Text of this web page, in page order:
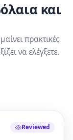
και
πρακτικές
να ελέγξετε.
Reviewed